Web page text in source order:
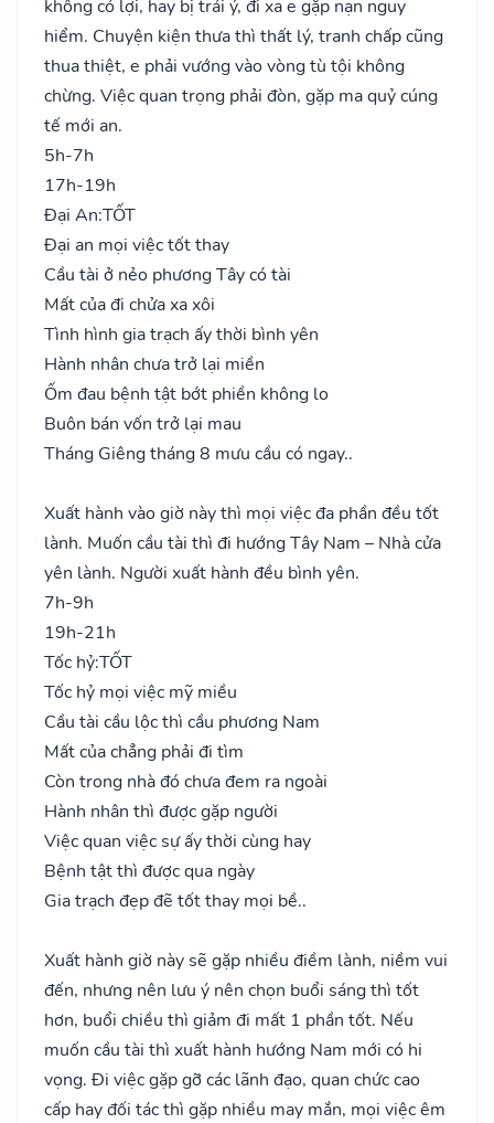
không có lợi, hay bị trái ý, đi xa e gặp nạn nguy
hiểm. Chuyện kiện thưa thì thất lý, tranh chấp cũng
thua thiệt, e phải vướng vào vòng tù tội không
chừng. Việc quan trọng phải đòn, gặp ma quỷ cúng
tế mới an.
5h-7h
17h-19h
Đại An:TỐT
Đại an mọi việc tốt thay
Cầu tài ở nẻo phương Tây có tài
Mất của đi chửa xa xôi
Tình hình gia trạch ấy thời bình yên
Hành nhân chưa trở lại miền
Ốm đau bệnh tật bớt phiền không lo
Buôn bán vốn trở lại mau
Tháng Giêng tháng 8 mưu cầu có ngay..
Xuất hành vào giờ này thì mọi việc đa phần đều tốt
lành. Muốn cầu tài thì đi hướng Tây Nam – Nhà cửa
yên lành. Người xuất hành đều bình yên.
7h-9h
19h-21h
Tốc hỷ:TỐT
Tốc hỷ mọi việc mỹ miều
Cầu tài cầu lộc thì cầu phương Nam
Mất của chẳng phải đi tìm
Còn trong nhà đó chưa đem ra ngoài
Hành nhân thì được gặp người
Việc quan việc sự ấy thời cùng hay
Bệnh tật thì được qua ngày
Gia trạch đẹp đẽ tốt thay mọi bề..
Xuất hành giờ này sẽ gặp nhiều điềm lành, niềm vui
đến, nhưng nên lưu ý nên chọn buổi sáng thì tốt
hơn, buổi chiều thì giảm đi mất 1 phần tốt. Nếu
muốn cầu tài thì xuất hành hướng Nam mới có hi
vọng. Đi việc gặp gỡ các lãnh đạo, quan chức cao
cấp hay đối tác thì gặp nhiều may mắn, mọi việc êm